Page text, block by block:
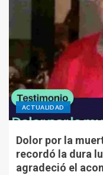
ACTUALIDAD
Dolor por la
recordó la dura
agradeció el